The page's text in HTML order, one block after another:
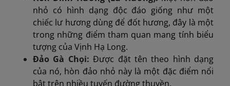
nhỏ có hình dạng độc đáo giống như một
chiếc lư hương dùng để đốt hương, đây là một
trong những điểm tham quan mang tính biểu
tượng của Vịnh Hạ Long.
Đảo Gà Chọi:Được đặt tên theo hình dạng
của nó, hòn đảo nhỏ này là một đặc điểm nổi
bật trên nhiều tuyến đường thuyền.